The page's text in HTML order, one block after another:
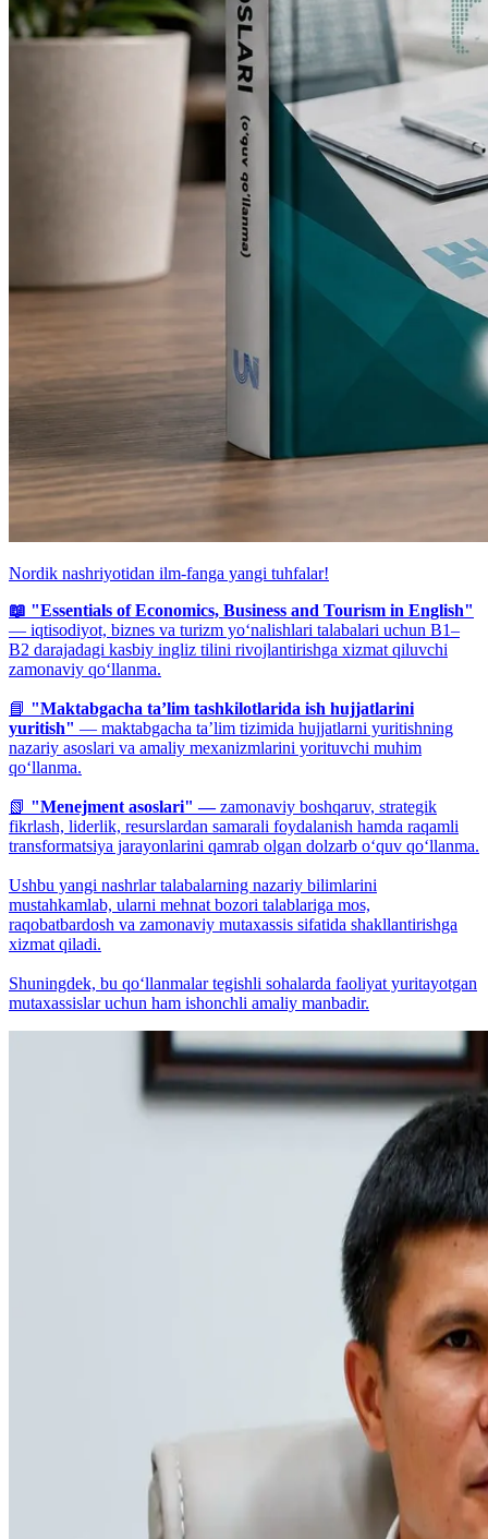
Nordik nashriyotidan ilm-fanga yangi tuhfalar!
📖 "Essentials of Economics, Business and Tourism in English"
— iqtisodiyot, biznes va turizm yo‘nalishlari talabalari uchun B1–
B2 darajadagi kasbiy ingliz tilini rivojlantirishga xizmat qiluvchi
zamonaviy qo‘llanma.
📘 "Maktabgacha ta’lim tashkilotlarida ish hujjatlarini
yuritish" — maktabgacha ta’lim tizimida hujjatlarni yuritishning
nazariy asoslari va amaliy mexanizmlarini yorituvchi muhim
qo‘llanma.
📗 "Menejment asoslari" —zamonaviy boshqaruv, strategik
fikrlash, liderlik, resurslardan samarali foydalanish hamda raqamli
transformatsiya jarayonlarini qamrab olgan dolzarb o‘quv qo‘llanma.
Ushbu yangi nashrlar talabalarning nazariy bilimlarini
mustahkamlab, ularni mehnat bozori talablariga mos,
raqobatbardosh va zamonaviy mutaxassis sifatida shakllantirishga
xizmat qiladi.
Shuningdek, bu qo‘llanmalar tegishli sohalarda faoliyat yuritayotgan
mutaxassislar uchun ham ishonchli amaliy manbadir.